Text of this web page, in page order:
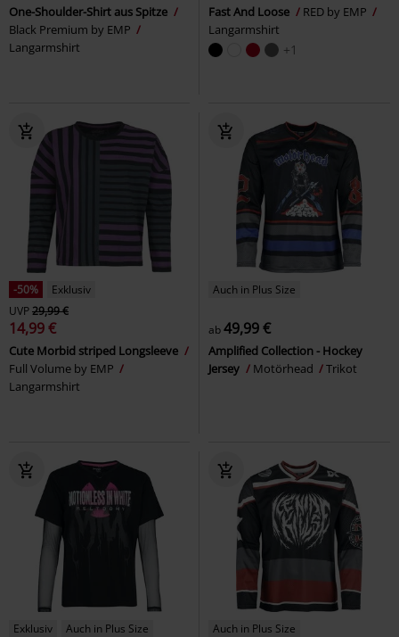
One-Shoulder-Shirt aus Spitze
Black Premium by EMP
Langarmshirt
Fast And Loose
RED by EMP
Langarmshirt
+1
-50%
Exklusiv
UVP29,99 €
14,99 €
Cute Morbid striped Longsleeve
Full Volume by EMP
Langarmshirt
Auch in Plus Size
ab49,99 €
Amplified Collection - Hockey
Jersey
Motörhead Trikot
Exklusiv Auch in Plus Size Auch in Plus Size